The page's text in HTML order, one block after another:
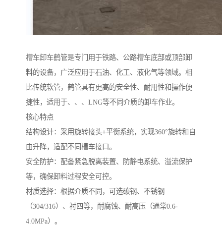
槽车卸车鹤管是专门用于铁路、公路槽车底部或顶部卸
料的设备，广泛应用于石油、化工、液化气等领域。相
比传统软管，鹤管具有更高的安全性、耐用性和操作便
捷性，适用于、、、LNG等不同介质的卸车作业。
核心特点
结构设计：采用旋转接头+平衡系统，实现360°旋转和自
由升降，适配不同槽车接口。
安全防护：配备紧急脱离装置、防静电系统、溢流保护
等，确保卸料过程安全可控。
材质选择：根据介质不同，可选碳钢、不锈钢
（304/316）、衬四等，耐腐蚀、耐高压（通常0.6-
4.0MPa）。